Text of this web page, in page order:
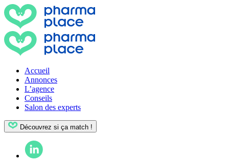
Accueil
Annonces
L’agence
Conseils
Salon des experts
Découvrez si ça match !